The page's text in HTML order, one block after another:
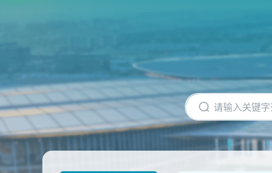
主
要
内
容
区
域